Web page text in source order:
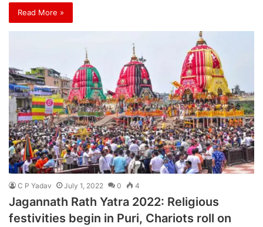
Read More »
C P Yadav July 1, 2022 0 4
Jagannath Rath Yatra 2022: Religious
festivities begin in Puri, Chariots roll on